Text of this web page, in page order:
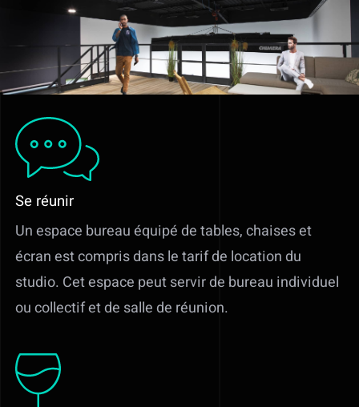
Se réunir
Un espace bureau équipé de tables, chaises et
écran est compris dans le tarif de location du
studio. Cet espace peut servir de bureau individuel
ou collectif et de salle de réunion.